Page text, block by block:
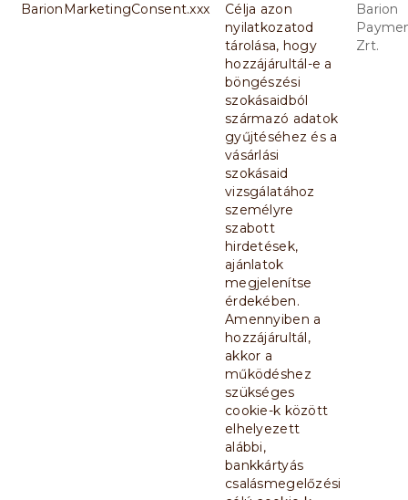
BarionMarketingConsent.xxx
Célja azon
nyilatkozatod
tárolása, hogy
hozzájárultál-e a
böngészési
szokásaidból
származó adatok
gyűjtéséhez és a
vásárlási
szokásaid
vizsgálatához
személyre
szabott
hirdetések,
ajánlatok
megjelenítse
érdekében.
Amennyiben a
hozzájárultál,
akkor a
működéshez
szükséges
cookie-k között
elhelyezett
alábbi,
bankkártyás
csalásmegelőzési
Barion
Zrt.